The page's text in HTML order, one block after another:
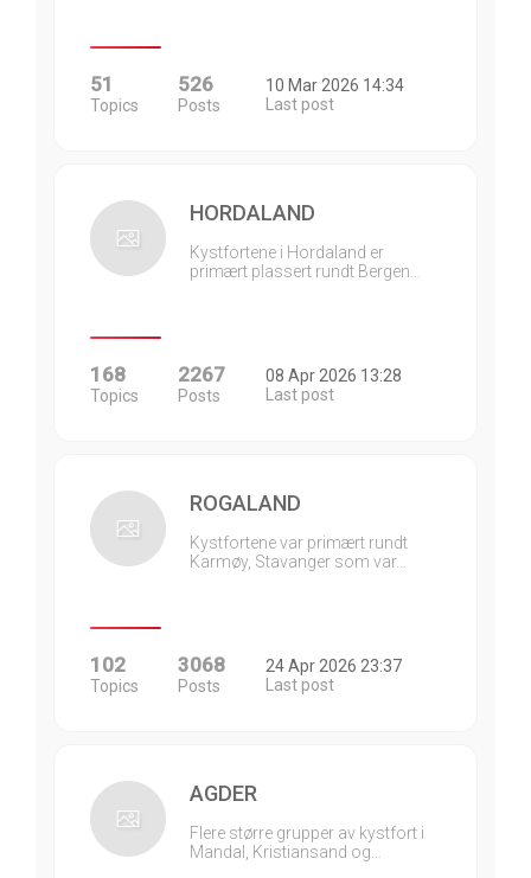
51
Topics
526
Posts
10 Mar 2026 14:34
Last post
HORDALAND
Kystfortene i Hordaland er
primært plassert rundt Bergen…
168
Topics
2267
Posts
08 Apr 2026 13:28
Last post
ROGALAND
Kystfortene var primært rundt
Karmøy, Stavanger som var…
102
Topics
3068
Posts
24 Apr 2026 23:37
Last post
AGDER
Flere større grupper av kystfort i
Mandal, Kristiansand og…